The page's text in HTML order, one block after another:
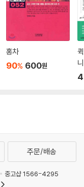
홍차
90% 600원
주문/배송
중고샵 1566-4295